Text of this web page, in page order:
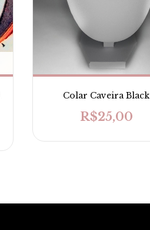
Colar Caveira Black
R$25,00